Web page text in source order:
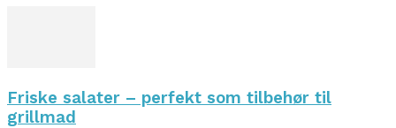
Friske salater – perfekt som tilbehør til
grillmad